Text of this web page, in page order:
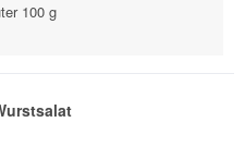
100 g